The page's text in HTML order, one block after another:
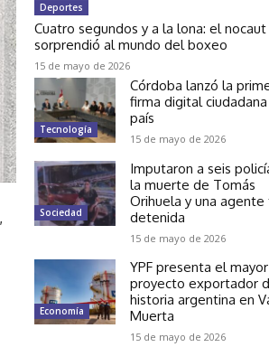
Deportes
Cuatro segundos y a la lona: el
sorprendió al mundo del boxeo
15 de mayo de 2026
Tecnología
Córdoba lanzó la
firma digital
país
15 de mayo de 2026
Sociedad
Imputaron a seis
la muerte de Tomás
Orihuela y una agente
detenida
15 de mayo de 2026
Economía
YPF presenta el mayor
proyecto exportador
historia argentina en
Muerta
15 de mayo de 2026